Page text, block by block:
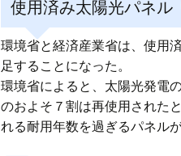
使用済み太陽光パネル
環境省と経済産業省は、使用
足することになった。
環境省によると、太陽光発電
のおよそ７割は再使用された
れる耐用年数を過ぎるパネル